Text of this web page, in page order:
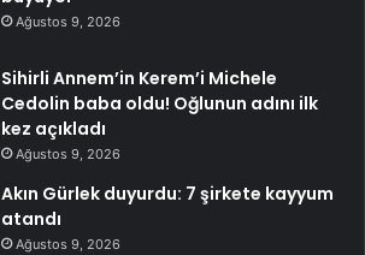
Ağustos 9, 2026
Sihirli Annem’in Kerem’i Michele
Cedolin baba oldu! Oğlunun adını ilk
kez açıkladı
Ağustos 9, 2026
Akın Gürlek duyurdu: 7 şirkete kayyum
atandı
Ağustos 9, 2026